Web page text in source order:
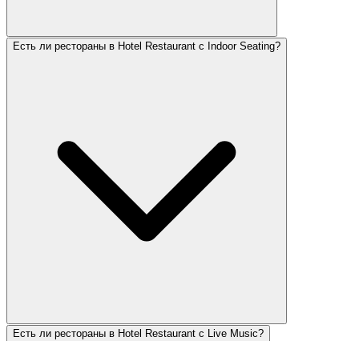
Есть ли рестораны в Hotel Restaurant с Indoor Seating?
Есть ли рестораны в Hotel Restaurant с Live Music?